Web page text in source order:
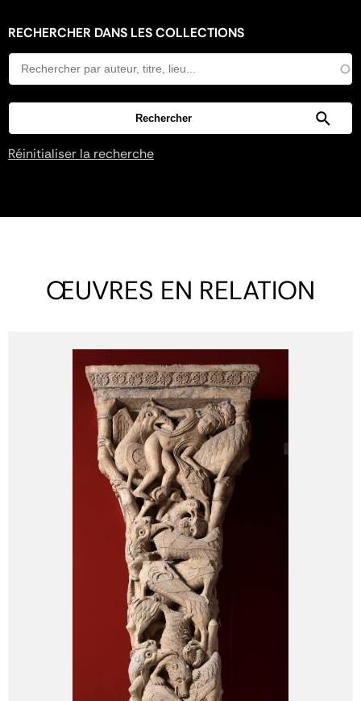
RECHERCHER DANS LES COLLECTIONS
Réinitialiser la recherche
ŒUVRES EN RELATION